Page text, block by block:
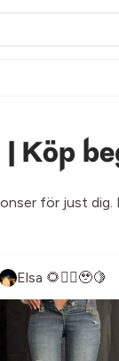
Köp
för just
Elsa 🌻❤️‍🔥🥹🍋